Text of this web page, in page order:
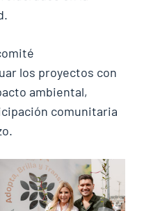
los proyectos con
ambiental,
comunitaria